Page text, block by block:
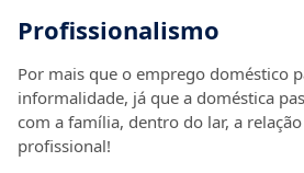
Profissionalismo
Por mais que o emprego doméstico
informalidade, já que a doméstica
com a família, dentro do lar, a
profissional!